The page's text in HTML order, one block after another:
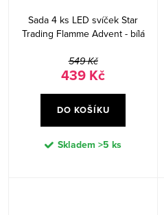
Sada 4 ks LED svíček Star
Trading Flamme Advent - bílá
549 Kč
439 Kč
DO KOŠÍKU
Skladem >5 ks